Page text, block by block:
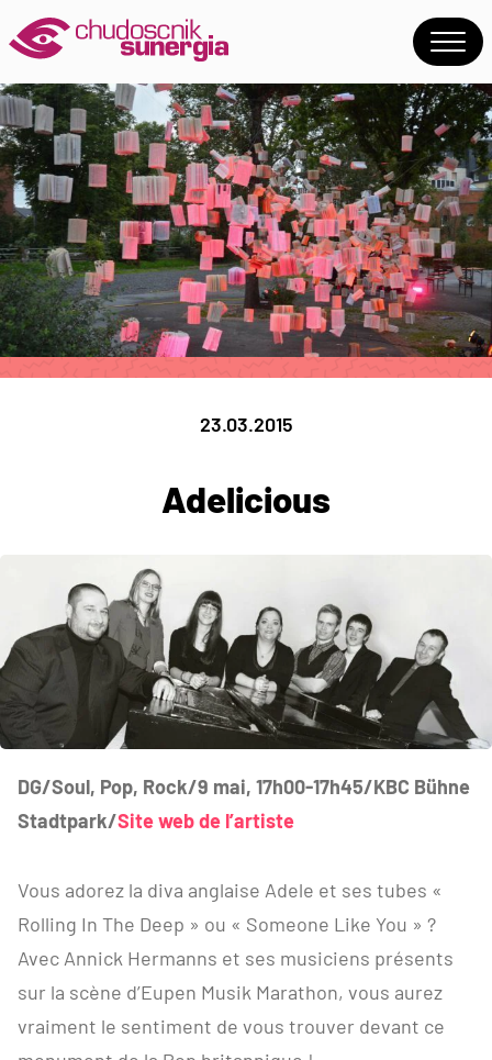
23.03.2015
Adelicious
DG/Soul, Pop, Rock/9 mai, 17h00-17h45/KBC Bühne
Stadtpark/Site web de l’artiste
Vous adorez la diva anglaise Adele et ses tubes «
Rolling In The Deep » ou « Someone Like You » ?
Avec Annick Hermanns et ses musiciens présents
sur la scène d’Eupen Musik Marathon, vous aurez
vraiment le sentiment de vous trouver devant ce